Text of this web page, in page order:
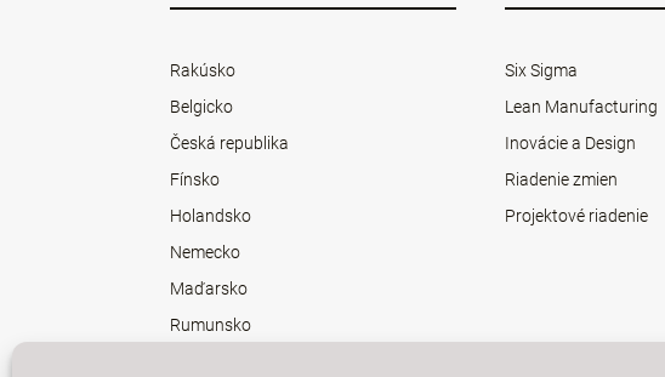
Rakúsko
Belgicko
Česká republika
Fínsko
Holandsko
Nemecko
Maďarsko
Rumunsko
Six Sigma
Lean Manufacturing
Inovácie a Design
Riadenie zmien
Projektové riadenie